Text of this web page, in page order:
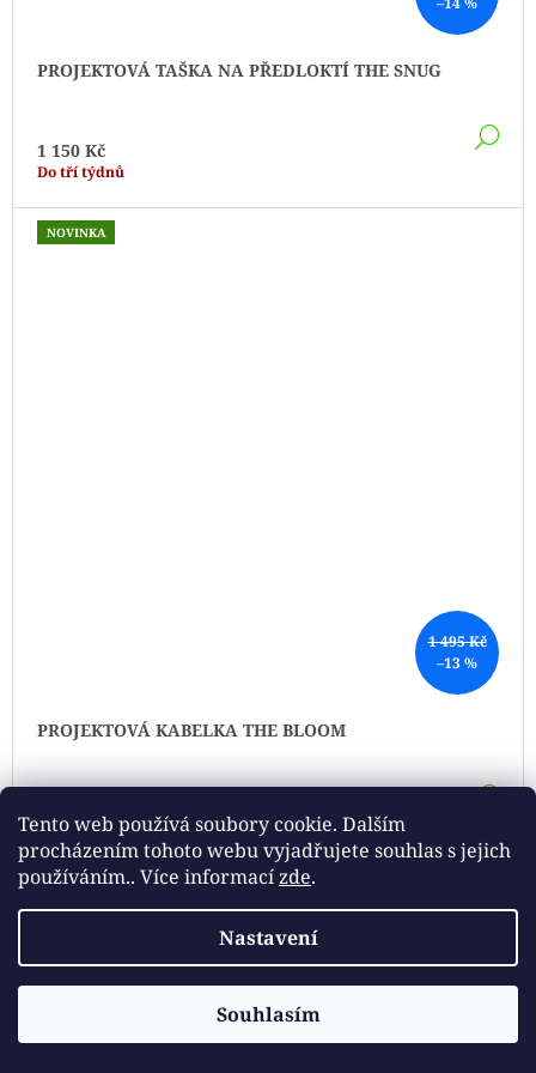
Tento web používá soubory cookie. Dalším
procházením tohoto webu vyjadřujete souhlas s jejich
používáním.. Více informacízde.
Nastavení
Souhlasím
PROJEKTOVÁ TAŠKA NA PŘEDLOKTÍ THE SNUG
1 150 Kč
Do tří týdnů
1 495 Kč
–13 %
NOVINKA
PROJEKTOVÁ KABELKA THE BLOOM
1 300 Kč
Do tří týdnů